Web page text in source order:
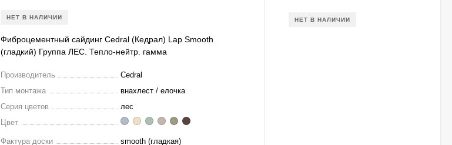
НЕТ В НАЛИЧИИ
Фиброцементный сайдинг Cedral (Кедрал) Lap Smooth
(гладкий) Группа ЛЕС. Тепло-нейтр. гамма
Производитель
Cedral
Тип монтажа
внахлест / елочка
Серия цветов
лес
Цвет
Фактура доски smooth (гладкая)
НЕТ В НАЛИЧИИ